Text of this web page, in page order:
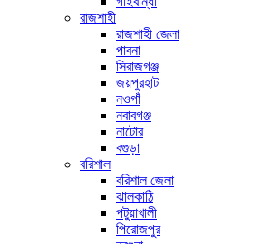
রাজশাহী
রাজশাহী জেলা
পাবনা
সিরাজগঞ্জ
জয়পুরহাট
নওগাঁ
নবাবগঞ্জ
নাটোর
বগুড়া
বরিশাল
বরিশাল জেলা
ঝালকাঠি
পটুয়াখালী
পিরোজপুর